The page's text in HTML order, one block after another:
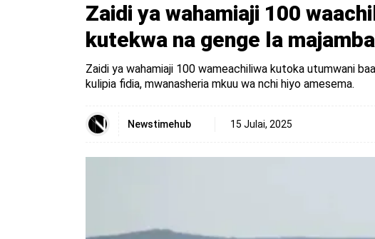
Zaidi ya wahamiaji 100
kutekwa na genge la
Zaidi ya wahamiaji 100 wameachiliwa kutoka utumwani
kulipia fidia, mwanasheria mkuu wa nchi hiyo amesema.
Newstimehub 15 Julai, 2025